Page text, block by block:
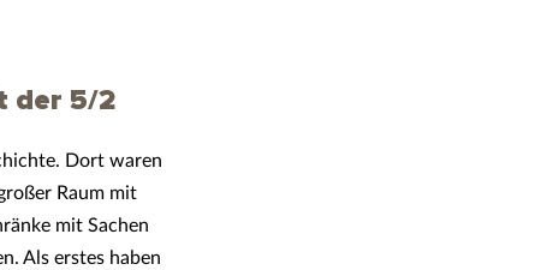
der 5/2
Dort waren
Raum mit
mit Sachen
Als erstes haben